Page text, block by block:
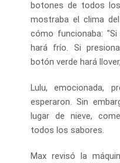
botones de todos
mostraba el clima
cómo funcionaba:
hará frío. Si
botón verde hará
Lulu, emocionada,
esperaron. Sin
lugar de nieve,
todos los sabores.
Max revisó la